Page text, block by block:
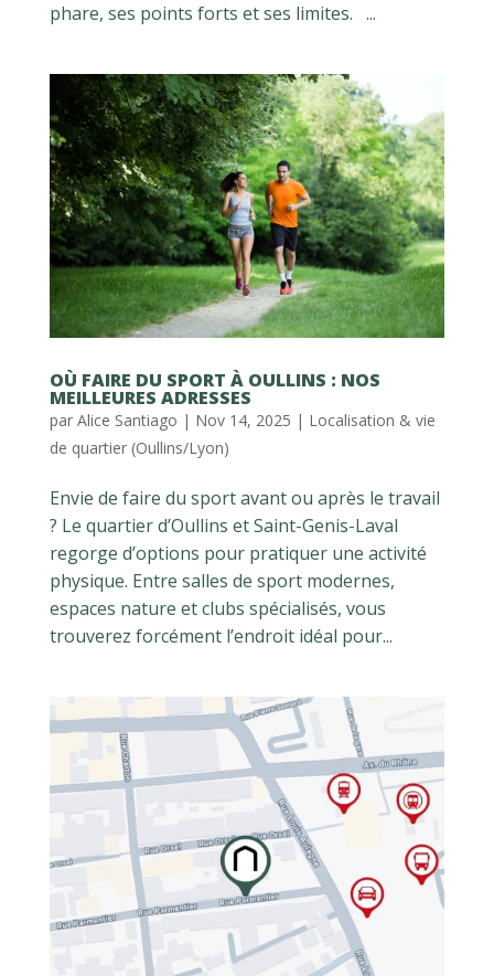
phare, ses points forts et ses limites. ...
OÙ FAIRE DU SPORT À OULLINS : NOS
MEILLEURES ADRESSES
par Alice Santiago | Nov 14, 2025 | Localisation & vie
de quartier (Oullins/Lyon)
Envie de faire du sport avant ou après le travail
? Le quartier d’Oullins et Saint-Genis-Laval
regorge d’options pour pratiquer une activité
physique. Entre salles de sport modernes,
espaces nature et clubs spécialisés, vous
trouverez forcément l’endroit idéal pour...